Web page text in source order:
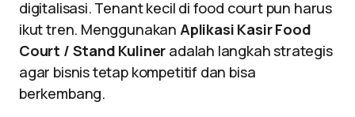
digitalisasi. Tenant kecil di food court pun harus
ikut tren. Menggunakan Aplikasi Kasir Food
Court / Stand Kuliner adalah langkah strategis
agar bisnis tetap kompetitif dan bisa
berkembang.